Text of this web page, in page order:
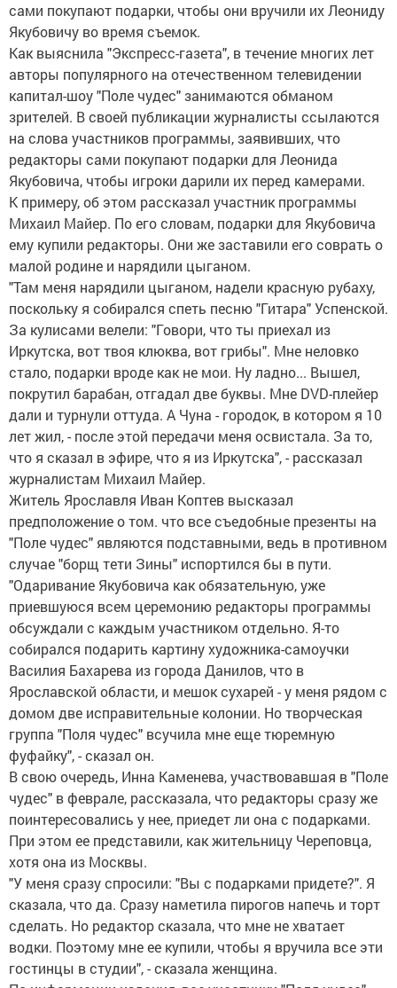
сами покупают подарки, чтобы они вручили их Леониду
Якубовичу во время съемок.
Как выяснила "Экспресс-газета", в течение многих лет
авторы популярного на отечественном телевидении
капитал-шоу "Поле чудес" занимаются обманом
зрителей. В своей публикации журналисты ссылаются
на слова участников программы, заявивших, что
редакторы сами покупают подарки для Леонида
Якубовича, чтобы игроки дарили их перед камерами.
К примеру, об этом рассказал участник программы
Михаил Майер. По его словам, подарки для Якубовича
ему купили редакторы. Они же заставили его соврать о
малой родине и нарядили цыганом.
"Там меня нарядили цыганом, надели красную рубаху,
поскольку я собирался спеть песню "Гитара" Успенской.
За кулисами велели: "Говори, что ты приехал из
Иркутска, вот твоя клюква, вот грибы". Мне неловко
стало, подарки вроде как не мои. Ну ладно... Вышел,
покрутил барабан, отгадал две буквы. Мне DVD-плейер
дали и турнули оттуда. А Чуна - городок, в котором я 10
лет жил, - после этой передачи меня освистала. За то,
что я сказал в эфире, что я из Иркутска", - рассказал
журналистам Михаил Майер.
Житель Ярославля Иван Коптев высказал
предположение о том. что все съедобные презенты на
"Поле чудес" являются подставными, ведь в противном
случае "борщ тети Зины" испортился бы в пути.
"Одаривание Якубовича как обязательную, уже
приевшуюся всем церемонию редакторы программы
обсуждали с каждым участником отдельно. Я-то
собирался подарить картину художника-самоучки
Василия Бахарева из города Данилов, что в
Ярославской области, и мешок сухарей - у меня рядом с
домом две исправительные колонии. Но творческая
группа "Поля чудес" всучила мне еще тюремную
фуфайку", - сказал он.
В свою очередь, Инна Каменева, участвовавшая в "Поле
чудес" в феврале, рассказала, что редакторы сразу же
поинтересовались у нее, приедет ли она с подарками.
При этом ее представили, как жительницу Череповца,
хотя она из Москвы.
"У меня сразу спросили: "Вы с подарками придете?". Я
сказала, что да. Сразу наметила пирогов напечь и торт
сделать. Но редактор сказала, что мне не хватает
водки. Поэтому мне ее купили, чтобы я вручила все эти
гостинцы в студии", - сказала женщина.